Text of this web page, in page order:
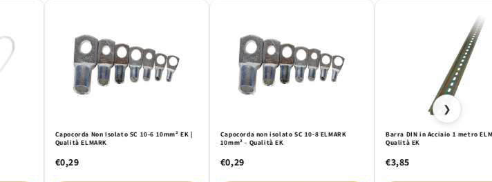
Capocorda Non Isolato SC 10-6 10mm² EK |
Qualità ELMARK
€0,29
Capocorda non isolato SC 10-8 ELMARK
10mm² - Qualità EK
€0,29
Barra DIN in Acciaio 1 metro
Qualità EK
€3,85
❯